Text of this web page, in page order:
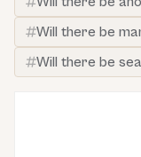
Will there be
Will there be